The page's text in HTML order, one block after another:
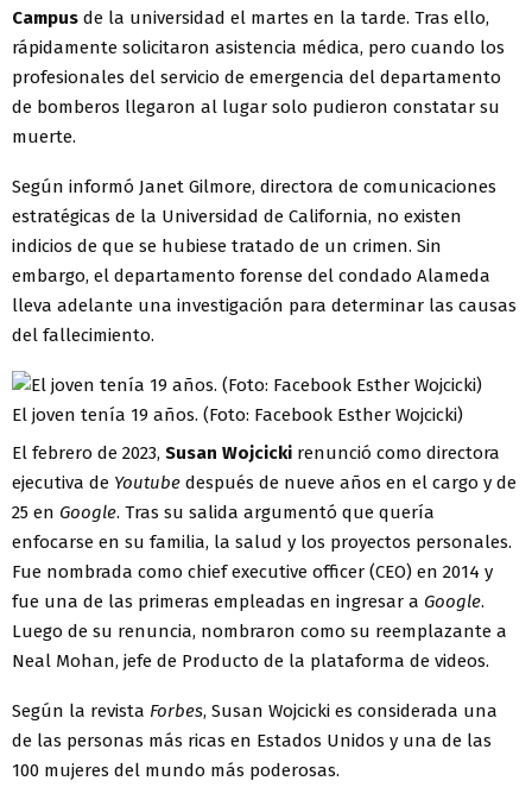
Campus de la universidad el martes en la tarde. Tras ello,
rápidamente solicitaron asistencia médica, pero cuando los
profesionales del servicio de emergencia del departamento
de bomberos llegaron al lugar solo pudieron constatar su
muerte.
Según informó Janet Gilmore, directora de comunicaciones
estratégicas de la Universidad de California, no existen
indicios de que se hubiese tratado de un crimen. Sin
embargo, el departamento forense del condado Alameda
lleva adelante una investigación para determinar las causas
del fallecimiento.
El joven tenía 19 años. (Foto: Facebook Esther Wojcicki)
El febrero de 2023, Susan Wojcicki renunció como directora
ejecutiva de Youtube después de nueve años en el cargo y de
25 en Google. Tras su salida argumentó que quería
enfocarse en su familia, la salud y los proyectos personales.
Fue nombrada como chief executive officer (CEO) en 2014 y
fue una de las primeras empleadas en ingresar a Google.
Luego de su renuncia, nombraron como su reemplazante a
Neal Mohan, jefe de Producto de la plataforma de videos.
Según la revista Forbes, Susan Wojcicki es considerada una
de las personas más ricas en Estados Unidos y una de las
100 mujeres del mundo más poderosas.